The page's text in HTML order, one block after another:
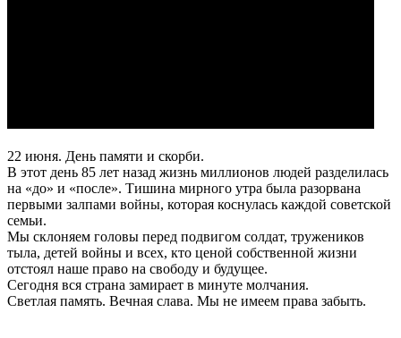
22 июня. День памяти и скорби.
В этот день 85 лет назад жизнь миллионов людей разделилась
на «до» и «после». Тишина мирного утра была разорвана
первыми залпами войны, которая коснулась каждой советской
семьи.
Мы склоняем головы перед подвигом солдат, тружеников
тыла, детей войны и всех, кто ценой собственной жизни
отстоял наше право на свободу и будущее.
Сегодня вся страна замирает в минуте молчания.
Светлая память. Вечная слава. Мы не имеем права забыть.